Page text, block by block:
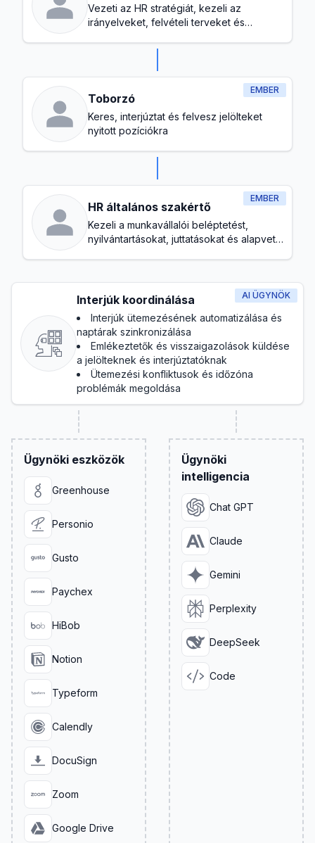
Vezeti az HR stratégiát, kezeli az
irányelveket, felvételi terveket és
EMBER
Toborzó
Keres, interjúztat és felvesz jelölteket
nyitott pozíciókra
EMBER
HR általános szakértő
Kezeli a munkavállalói beléptetést,
nyilvántartásokat, juttatásokat és alapvető
AI ÜGYNÖK
Interjúk koordinálása
Interjúk ütemezésének automatizálása és
naptárak szinkronizálása
Emlékeztetők és visszaigazolások küldése
a jelölteknek és interjúztatóknak
Ütemezési konfliktusok és időzóna
problémák megoldása
Ügynöki eszközök
Greenhouse
Personio
Gusto
Paychex
HiBob
Notion
Typeform
Calendly
DocuSign
Zoom
Google Drive
Ügynöki
intelligencia
Chat GPT
Claude
Gemini
Perplexity
DeepSeek
Code